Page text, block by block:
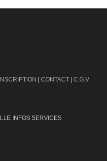
| CONTACT | C.G.V
INFOS SERVICES